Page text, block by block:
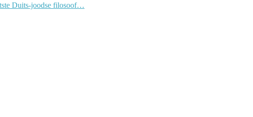
Duits-joodse filosoof…